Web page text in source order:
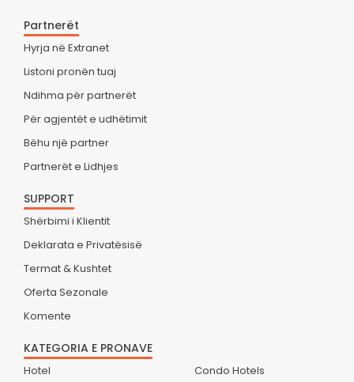
Partnerët
Hyrja në Extranet
Listoni pronën tuaj
Ndihma për partnerët
Për agjentët e udhëtimit
Bëhu një partner
Partnerët e Lidhjes
SUPPORT
Shërbimi i Klientit
Deklarata e Privatësisë
Termat & Kushtet
Oferta Sezonale
Komente
KATEGORIA E PRONAVE
Hotel
Condo Hotels